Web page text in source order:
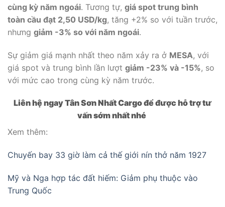
cùng kỳ năm ngoái. Tương tự, giá spot trung bình
toàn cầu đạt 2,50 USD/kg, tăng +2% so với tuần trước,
nhưng giảm -3% so với năm ngoái.
Sự giảm giá mạnh nhất theo năm xảy ra ở MESA, với
giá spot và trung bình lần lượt giảm -23% và -15%, so
với mức cao trong cùng kỳ năm trước.
Liên hệ ngay Tân Sơn Nhất Cargo để được hỗ trợ tư
vấn sớm nhất nhé
Xem thêm:
Chuyến bay 33 giờ làm cả thế giới nín thở năm 1927
Mỹ và Nga hợp tác đất hiếm: Giảm phụ thuộc vào
Trung Quốc